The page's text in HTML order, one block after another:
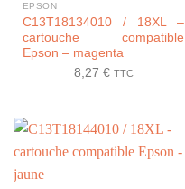
EPSON
C13T18134010 / 18XL –
cartouche compatible
Epson – magenta
8,27 € TTC